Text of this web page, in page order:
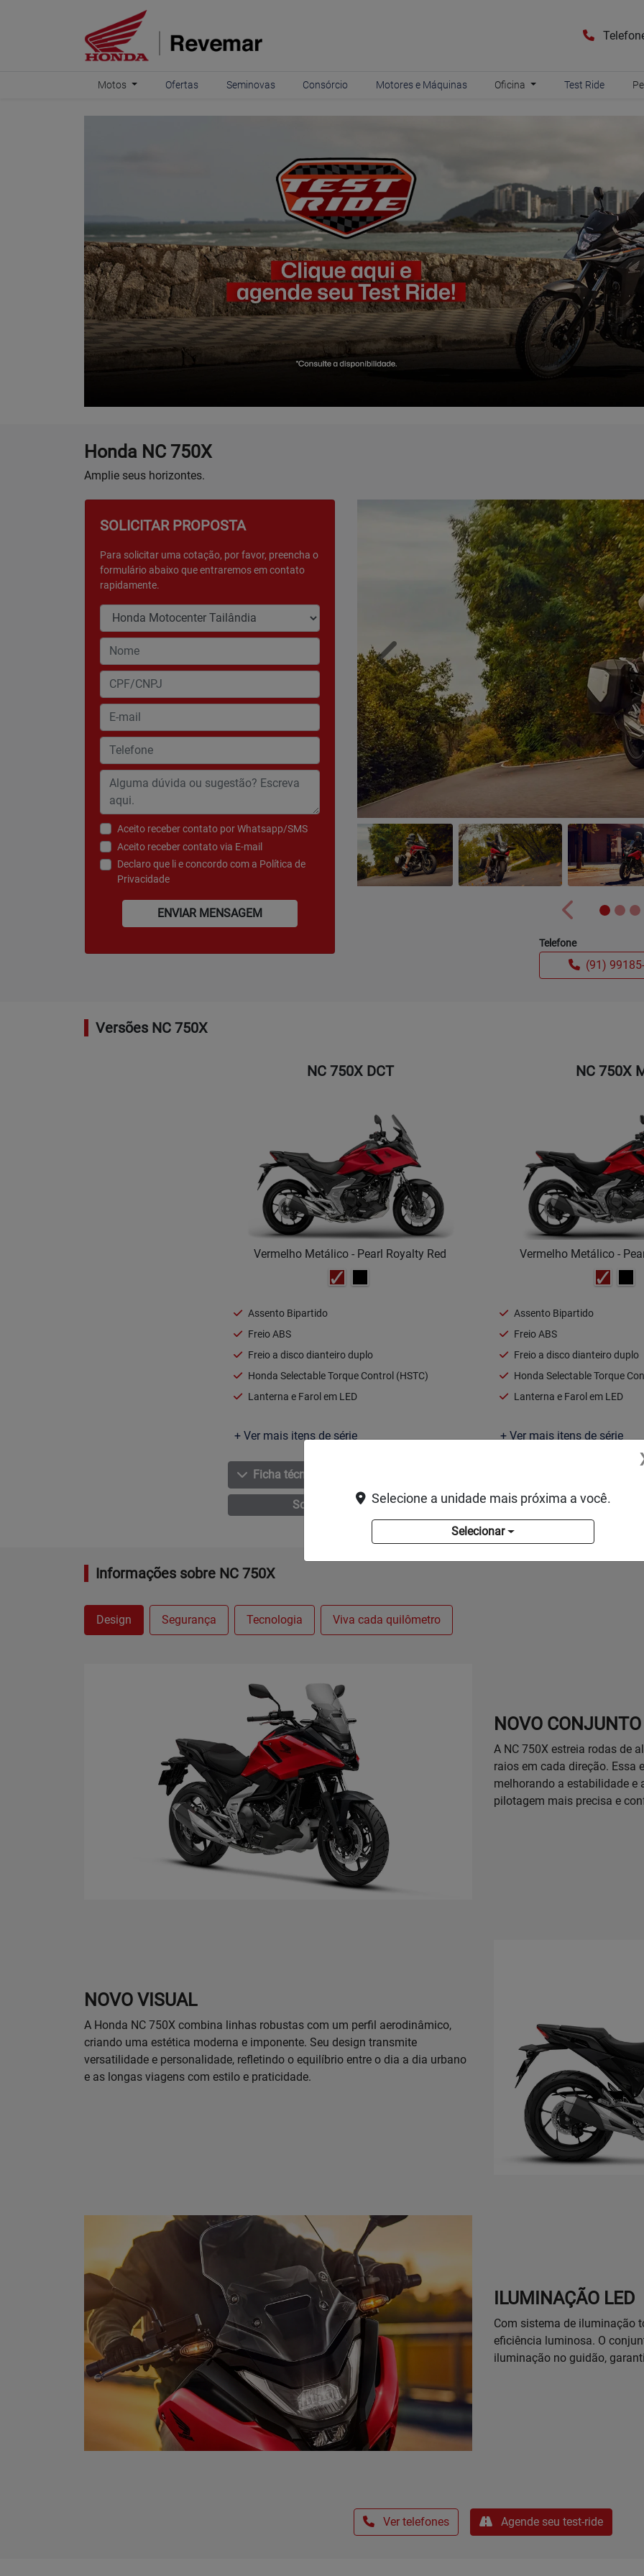
Motos Ofertas Seminovas Consórcio Motores e Máquinas Oficina Test Ride
Honda NC 750X
Amplie seus horizontes.
SOLICITAR PROPOSTA
Para solicitar uma cotação, por favor, preencha o
formulário abaixo que entraremos em contato
rapidamente.
Aceito receber contato por Whatsapp/SMS
Aceito receber contato via E-mail
Declaro que li e concordo com a Política de
Privacidade
ENVIAR MENSAGEM
Anterior
Anterior
Telefone
(91)
Versões NC 750X
NC 750X DCT
Vermelho Metálico - Pearl Royalty Red
Assento Bipartido
Freio ABS
Freio a disco dianteiro duplo
Honda Selectable Torque Control (HSTC)
Lanterna e Farol em LED
+ Ver mais itens de série
Ficha técnica
Solicitar uma proposta
NC 750X
Vermelho Metálico -
Assento Bipartido
Freio ABS
Freio a disco dianteiro duplo
Honda Selectable Torque
Lanterna e Farol em LED
+ Ver mais itens de série
Solicitar uma
Informações sobre NC 750X
Design Segurança Tecnologia Viva cada quilômetro
NOVO
A NC 750X estreia rodas de
raios em cada direção. Essa
melhorando a estabilidade e
pilotagem mais precisa e
NOVO VISUAL
A Honda NC 750X combina linhas robustas com um perfil aerodinâmico,
criando uma estética moderna e imponente. Seu design transmite
versatilidade e personalidade, refletindo o equilíbrio entre o dia a dia urbano
e as longas viagens com estilo e praticidade.
ILUMINAÇÃO LED
Com sistema de iluminação
eficiência luminosa. O
iluminação no guidão,
Ver telefones Agende seu test-ride
Selecione a unidade mais próxima a você.
Selecionar